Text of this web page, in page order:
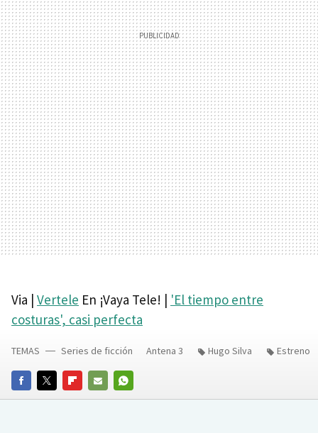
Via | Vertele En ¡Vaya Tele! | 'El tiempo entre
costuras', casi perfecta
FACEBOOKTWITTERFLIPBOARD
E-
WHATSAPP
TEMAS Series de ficción Antena 3 Hugo Silva Estreno